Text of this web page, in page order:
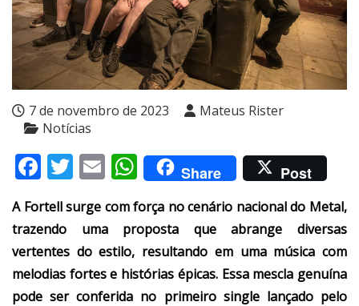
7 de novembro de 2023
Mateus Rister
Notícias
Facebook
Twitter
EmailWhatsApp
Share Post
A Fortell surge com força no cenário nacional do Metal,
trazendo uma proposta que abrange diversas
vertentes do estilo, resultando em uma música com
melodias fortes e histórias épicas. Essa mescla genuína
pode ser conferida no primeiro single lançado pelo